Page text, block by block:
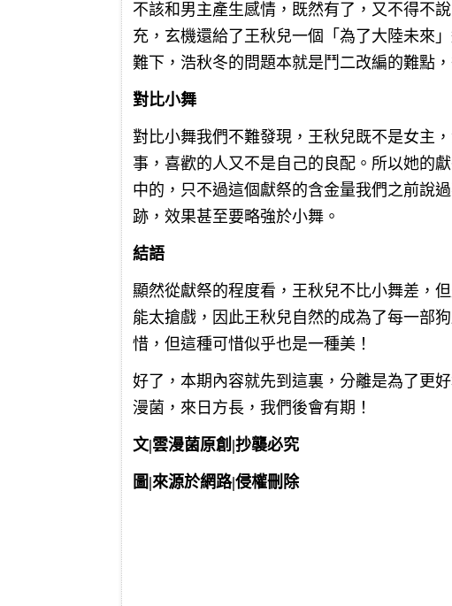
不該和男主產生感情，既然有了，又不得不
充，玄機還給了王秋兒一個「為了大陸未來
難下，浩秋冬的問題本就是鬥二改編的難點
對比小舞
對比小舞我們不難發現，王秋兒既不是女主
事，喜歡的人又不是自己的良配。所以她的
中的，只不過這個獻祭的含金量我們之前說
跡，效果甚至要略強於小舞。
結語
顯然從獻祭的程度看，王秋兒不比小舞差，
能太搶戲，因此王秋兒自然的成為了每一部
惜，但這種可惜似乎也是一種美！
好了，本期內容就先到這裏，分離是為了更
漫菌，來日方長，我們後會有期！
文|雲漫菌原創|抄襲必究
圖|來源於網路|侵權刪除